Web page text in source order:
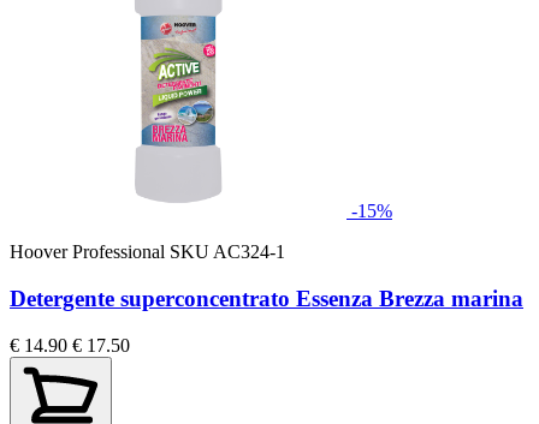
-15%
Hoover Professional SKU AC324-1
Detergente superconcentrato Essenza Brezza marina
€ 14.90 € 17.50